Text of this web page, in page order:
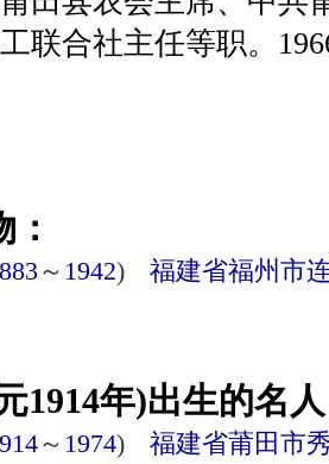
联合社主任等职。
～ 1942) 福建省福州市
年)出生的名
～ 1974) 福建省莆田市